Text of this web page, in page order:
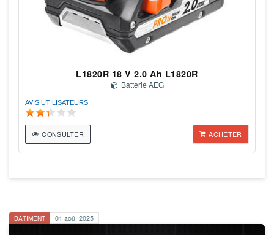
L1820R 18 V 2.0 Ah L1820R
Batterie AEG
AVIS UTILISATEURS
CONSULTER ACHETER
BÂTIMENT 01 aoû. 2025